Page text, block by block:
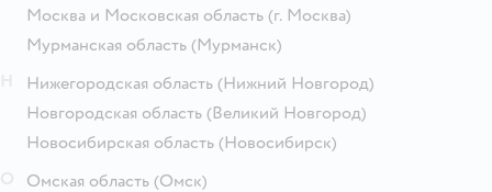
Москва и Московская область (г. Москва)
Мурманская область (Мурманск)
Нижегородская область (Нижний Новгород)
Новгородская область (Великий Новгород)
Новосибирская область (Новосибирск)
Омская область (Омск)